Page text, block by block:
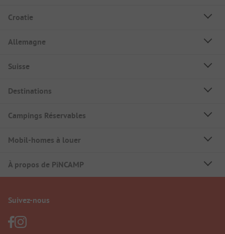
Croatie
Allemagne
Suisse
Destinations
Campings Réservables
Mobil-homes à louer
À propos de PiNCAMP
Suivez-nous